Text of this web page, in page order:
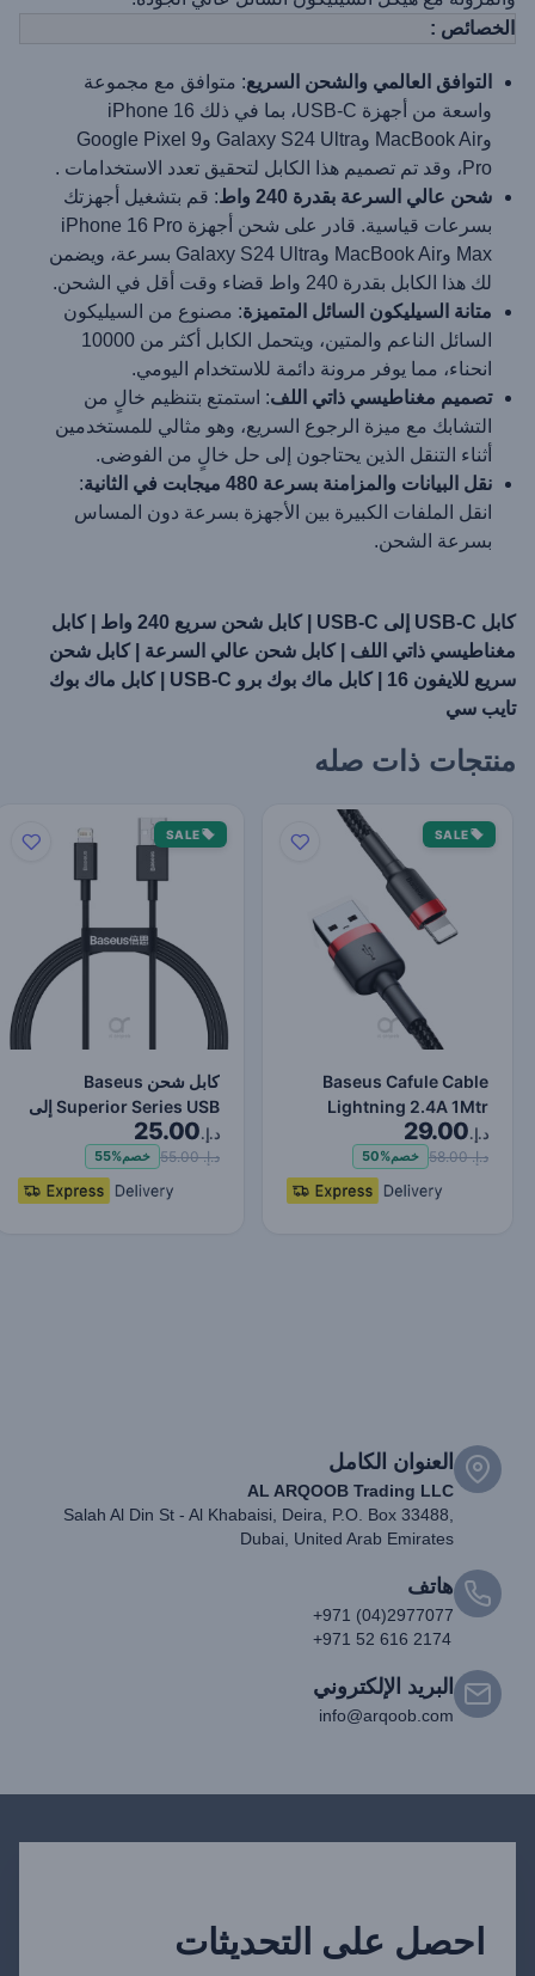
الخصائص :
التوافق العالمي والشحن السريع: متوافق مع مجموعة
واسعة من أجهزة USB-C، بما في ذلك iPhone 16
وMacBook Air وGalaxy S24 Ultra وGoogle Pixel 9
Pro، وقد تم تصميم هذا الكابل لتحقيق تعدد الاستخدامات .
شحن عالي السرعة بقدرة 240 واط
: قم بتشغيل أجهزتك
بسرعات قياسية. قادر على شحن أجهزة iPhone 16 Pro
Max وMacBook Air وGalaxy S24 Ultra بسرعة، ويضمن
لك هذا الكابل بقدرة 240 واط قضاء وقت أقل في الشحن.
متانة السيليكون السائل المتميزة: مصنوع من السيليكون
السائل الناعم والمتين، ويتحمل الكابل أكثر من 10000
انحناء، مما يوفر مرونة دائمة للاستخدام اليومي.
تصميم مغناطيسي ذاتي اللف: استمتع بتنظيم خالٍ من
التشابك مع ميزة الرجوع السريع، وهو مثالي للمستخدمين
أثناء التنقل الذين يحتاجون إلى حل خالٍ من الفوضى.
نقل البيانات والمزامنة بسرعة 480 ميجابت في الثانية
:
انقل الملفات الكبيرة بين الأجهزة بسرعة دون المساس
بسرعة الشحن.
كابل USB-C إلى USB-C | كابل شحن سريع 240 واط |
كابل
مغناطيسي ذاتي اللف |كابل شحن عالي السرعة | كابل شحن
سريع للايفون 16 | كابل ماك بوك برو USB-C | كابل ماك بوك
تايب سي
منتجات ذات صله
SALE
Baseus Cafule Cable
Lightning 2.4A 1Mtr
Red+Black
د.إ.29.00
د.إ. 58.00 خصم50%
SALE
كابل شحن Baseus
Superior Series USB إلى
Lightning-Fast لنقل البي…
د.إ.25.00
د.إ. 55.00 خصم55%
العنوان الكامل
AL ARQOOB Trading LLC
Salah Al Din St - Al Khabaisi, Deira, P.O. Box 33488,
Dubai, United Arab Emirates
هاتف
+971 (04)2977077
+971 52 616 2174
البريد الإلكتروني
info@arqoob.com
احصل على التحديثات